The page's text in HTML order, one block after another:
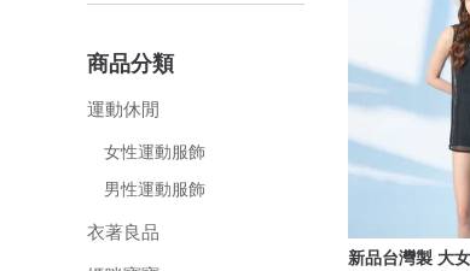
商品分類
運動休閒
女性運動服飾
男性運動服飾
衣著良品
新品台灣製 大